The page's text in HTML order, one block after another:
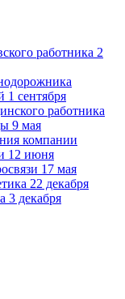
работника 2
1 сентября
работника
9 мая
компании
12 июня
17 мая
22 декабря
3 декабря